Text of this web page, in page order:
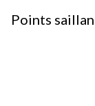
Points